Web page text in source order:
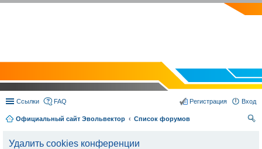
Ссылки FAQ Вход
Регистрация
Официальный сайт Эвольвектор
Список форумов
Удалить cookies конференции